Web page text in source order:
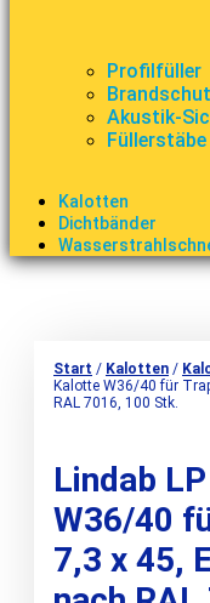
Profilfüller
Akustik-
Füllerstäbe
Kalotten
Dichtbänder
Start / Kalotten /
Kalotte W36/40 für
RAL 7016, 100 Stk.
Lindab
W36/40
7,3 x 45,